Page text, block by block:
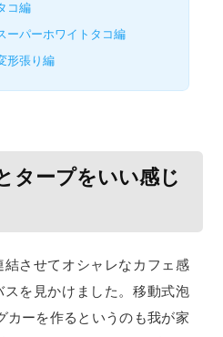
コ編
ーパーホワイトタコ編
形張り編
タープをいい感じ
させてオシャレなカフェ感
を見かけました。移動式泡
カーを作るというのも我が家